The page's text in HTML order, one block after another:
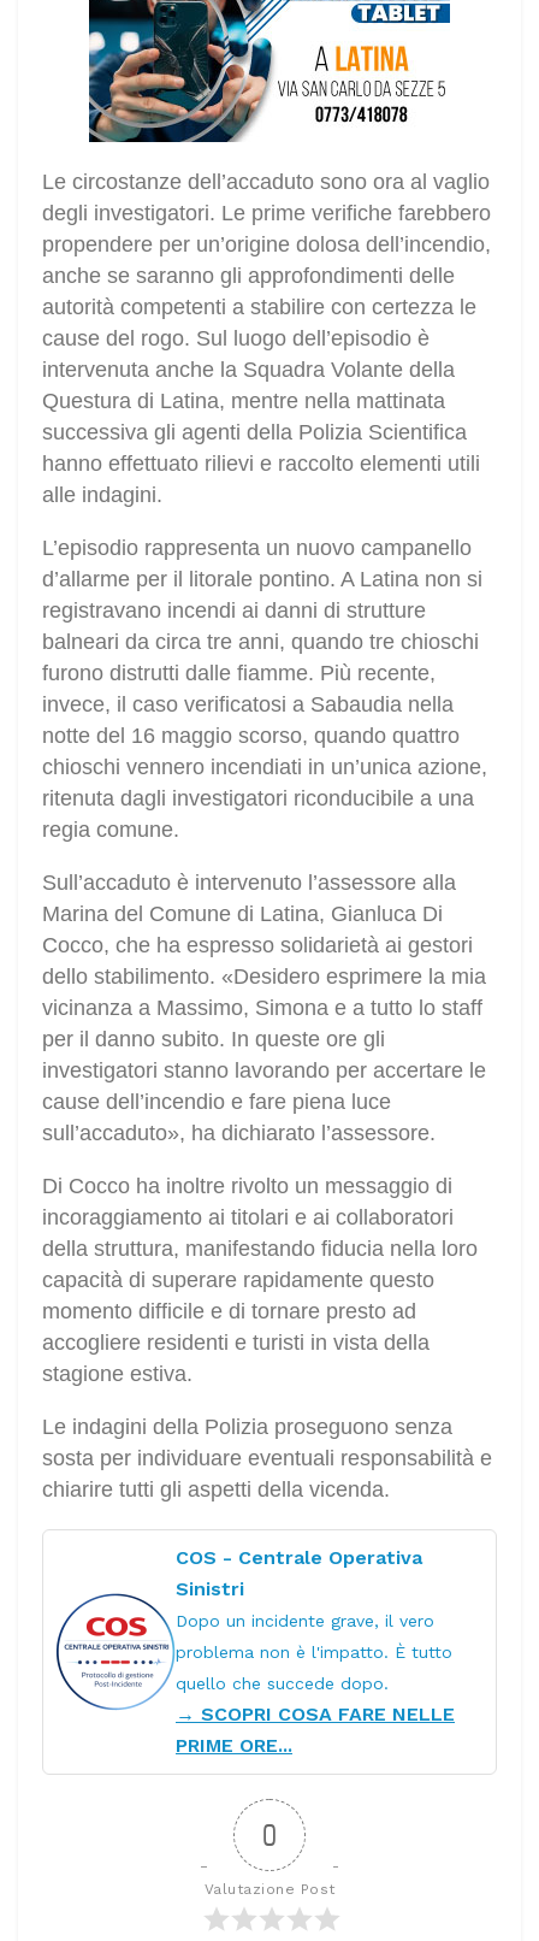
Le circostanze dell’accaduto sono ora al vaglio
degli investigatori. Le prime verifiche farebbero
propendere per un’origine dolosa dell’incendio,
anche se saranno gli approfondimenti delle
autorità competenti a stabilire con certezza le
cause del rogo. Sul luogo dell’episodio è
intervenuta anche la Squadra Volante della
Questura di Latina, mentre nella mattinata
successiva gli agenti della Polizia Scientifica
hanno effettuato rilievi e raccolto elementi utili
alle indagini.
L’episodio rappresenta un nuovo campanello
d’allarme per il litorale pontino. A Latina non si
registravano incendi ai danni di strutture
balneari da circa tre anni, quando tre chioschi
furono distrutti dalle fiamme. Più recente,
invece, il caso verificatosi a Sabaudia nella
notte del 16 maggio scorso, quando quattro
chioschi vennero incendiati in un’unica azione,
ritenuta dagli investigatori riconducibile a una
regia comune.
Sull’accaduto è intervenuto l’assessore alla
Marina del Comune di Latina, Gianluca Di
Cocco, che ha espresso solidarietà ai gestori
dello stabilimento. «Desidero esprimere la mia
vicinanza a Massimo, Simona e a tutto lo staff
per il danno subito. In queste ore gli
investigatori stanno lavorando per accertare le
cause dell’incendio e fare piena luce
sull’accaduto», ha dichiarato l’assessore.
Di Cocco ha inoltre rivolto un messaggio di
incoraggiamento ai titolari e ai collaboratori
della struttura, manifestando fiducia nella loro
capacità di superare rapidamente questo
momento difficile e di tornare presto ad
accogliere residenti e turisti in vista della
stagione estiva.
Le indagini della Polizia proseguono senza
sosta per individuare eventuali responsabilità e
chiarire tutti gli aspetti della vicenda.
COS - Centrale Operativa
Sinistri
Dopo un incidente grave, il vero
problema non è l'impatto. È tutto
quello che succede dopo.
→ SCOPRI COSA FARE NELLE
PRIME ORE...
0
Valutazione Post